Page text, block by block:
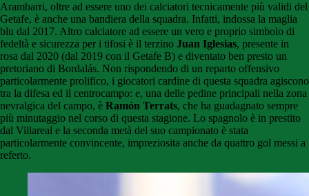
Arambarri, oltre ad essere uno dei calciatori tecnicamente più validi del
Getafe, è anche una bandiera della squadra. Infatti, indossa la maglia
blu dal 2017. Altro calciatore ad essere un vero e proprio simbolo di
fedeltà e sicurezza per i tifosi è il terzino Juan Iglesias, presente in
rosa dal 2020 (dal 2019 con il Getafe B) e diventato ben presto un
pretoriano di Bordalás. Non rispondendo di un reparto offensivo
particolarmente prolifico, i giocatori cardine di questa squadra agiscono
tra la difesa ed il centrocampo: e, una delle pedine principali nella zona
nevralgica del campo, è Ramón Terrats, che ha guadagnato sempre
più minutaggio nel corso di questa stagione. Lo spagnolo è in prestito
dal Villareal e la seconda metà del suo campionato è stata
particolarmente convincente, impreziosita anche da quattro gol messi a
referto.